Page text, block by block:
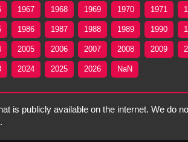
1967 1968 1969 1970 1971
1986 1987 1988 1989 1990
2005 2006 2007 2008 2009
2024 2025 2026 NaN
is publicly available on the internet. We do